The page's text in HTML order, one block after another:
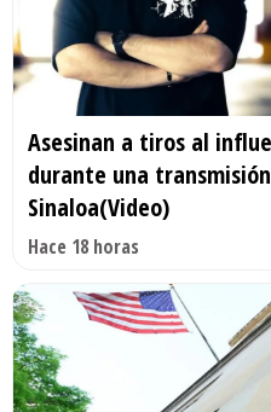
Asesinan a tiros al
durante una
Sinaloa(Video)
Hace 18 horas